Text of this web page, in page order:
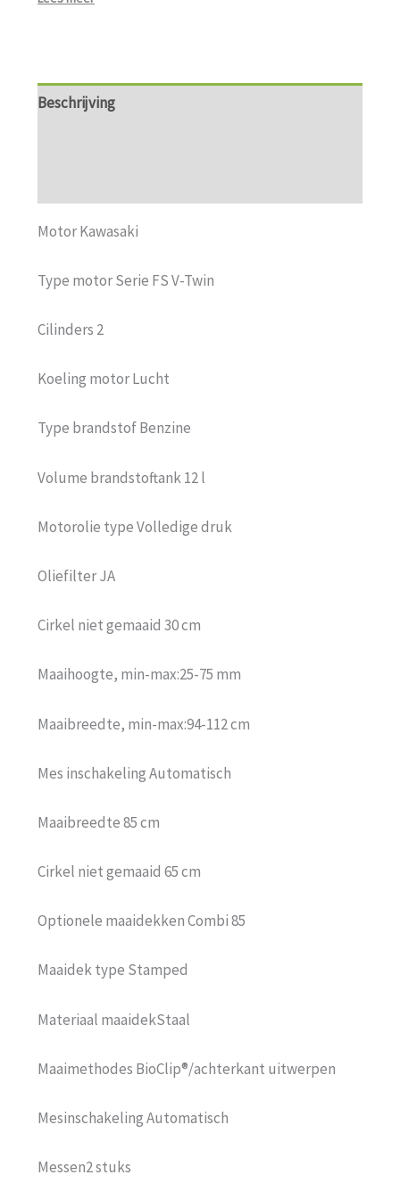
Beschrijving
Motor Kawasaki
Type motor Serie FS V-Twin
Cilinders 2
Koeling motor Lucht
Type brandstof Benzine
Volume brandstoftank 12 l
Motorolie type Volledige druk
Oliefilter JA
Cirkel niet gemaaid 30 cm
Maaihoogte, min-max:25-75 mm
Maaibreedte, min-max:94-112 cm
Mes inschakeling Automatisch
Maaibreedte 85 cm
Cirkel niet gemaaid 65 cm
Optionele maaidekken Combi 85
Maaidek type Stamped
Materiaal maaidekStaal
Maaimethodes BioClip®/achterkant uitwerpen
Mesinschakeling Automatisch
Messen2 stuks